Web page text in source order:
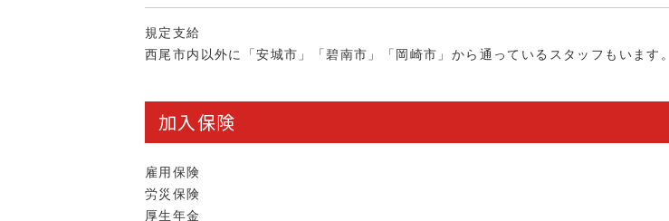
規定支給
西尾市内以外に「安城市」「碧南市」「岡崎市」から通っているスタッフもいます。
加入保険
雇用保険
労災保険
厚生年金